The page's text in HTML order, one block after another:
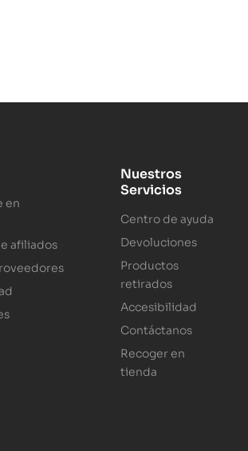
en
afiliados
Nuestros
Servicios
Centro de ayuda
Devoluciones
Productos
retirados
Accesibilidad
Contáctanos
Recoger en
tienda